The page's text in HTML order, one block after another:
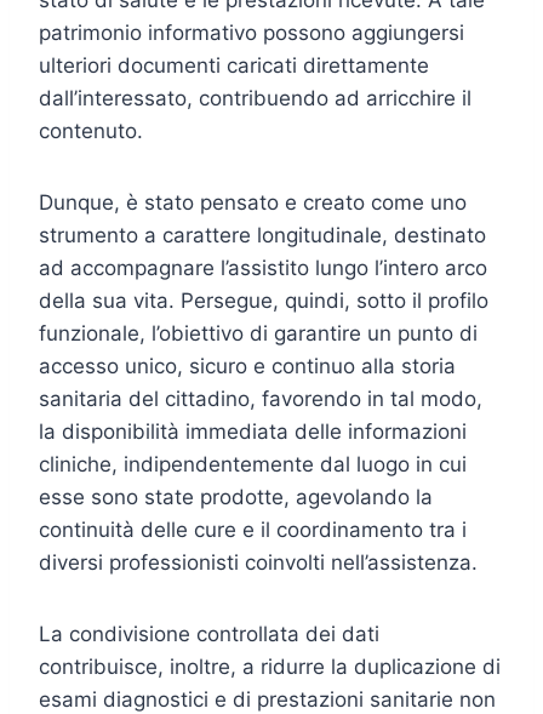
patrimonio informativo possono aggiungersi
ulteriori documenti caricati direttamente
dall’interessato, contribuendo ad arricchire il
contenuto.
Dunque, è stato pensato e creato come uno
strumento a carattere longitudinale, destinato
ad accompagnare l’assistito lungo l’intero arco
della sua vita. Persegue, quindi, sotto il profilo
funzionale, l’obiettivo di garantire un punto di
accesso unico, sicuro e continuo alla storia
sanitaria del cittadino, favorendo in tal modo,
la disponibilità immediata delle informazioni
cliniche, indipendentemente dal luogo in cui
esse sono state prodotte, agevolando la
continuità delle cure e il coordinamento tra i
diversi professionisti coinvolti nell’assistenza.
La condivisione controllata dei dati
contribuisce, inoltre, a ridurre la duplicazione di
esami diagnostici e di prestazioni sanitarie non